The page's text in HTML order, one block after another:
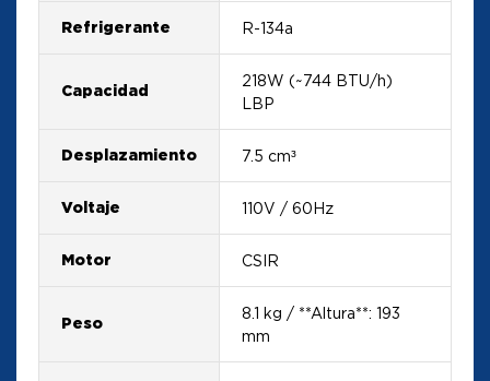
Refrigerante R-134a
Capacidad
218W (~744 BTU/h)
LBP
Desplazamiento 7.5 cm³
Voltaje 110V / 60Hz
Motor CSIR
Peso
8.1 kg / **Altura**: 193
mm